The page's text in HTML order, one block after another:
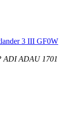
3 III GF0W
ADI ADAU 1701